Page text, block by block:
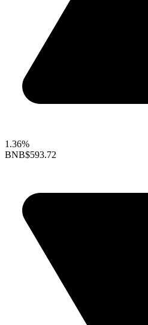
1.36%
BNB$593.72